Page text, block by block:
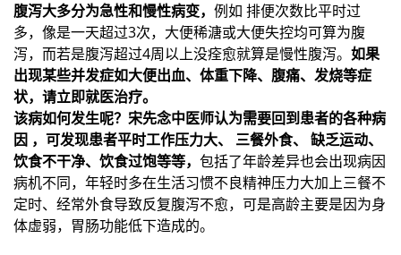
腹泻大多分为急性和慢性病变， 例如 排便次数比平时过
多，像是一天超过3次，大便稀溏或大便失控均可算为腹
泻，而若是腹泻超过4周以上没痊愈就算是慢性腹泻。 如果
出现某些并发症如大便出血、体重下降、腹痛、发烧等症
状，请立即就医治疗。
该病如何发生呢？宋先念中医师认为需要回到患者的各种病
因 ，可发现患者平时工作压力大、 三餐外食、 缺乏运动、
饮食不干净、饮食过饱等等， 包括了年龄差异也会出现病因
病机不同，年轻时多在生活习惯不良精神压力大加上三餐不
定时、经常外食导致反复腹泻不愈，可是高龄主要是因为身
体虚弱，胃肠功能低下造成的。